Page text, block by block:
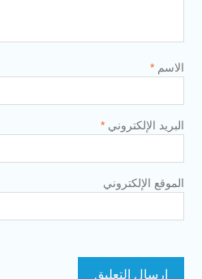
الاسم *
البريد الإلكتروني *
الموقع الإلكتروني